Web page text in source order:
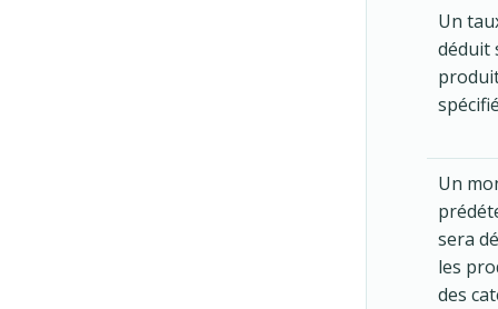
Un
déduit
Un
sera
les
des